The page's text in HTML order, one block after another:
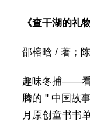
《查干湖的礼物
邵榕晗 / 著；
趣味冬捕——看
腾的 " 中国故
月原创童书书